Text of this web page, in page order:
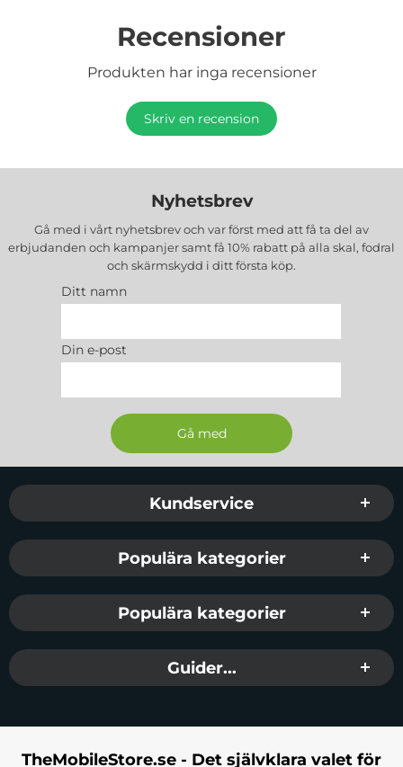
Recensioner
Produkten har inga recensioner
Skriv en recension
Nyhetsbrev
Gå med i vårt nyhetsbrev och var först med att få ta del av
erbjudanden och kampanjer samt få 10% rabatt på alla skal, fodral
och skärmskydd i ditt första köp.
Ditt namn
Din e-post
Sidfot Blandad info och länkar
Kundservice
Populära kategorier
Populära kategorier
Guider...
TheMobileStore.se - Det självklara valet för